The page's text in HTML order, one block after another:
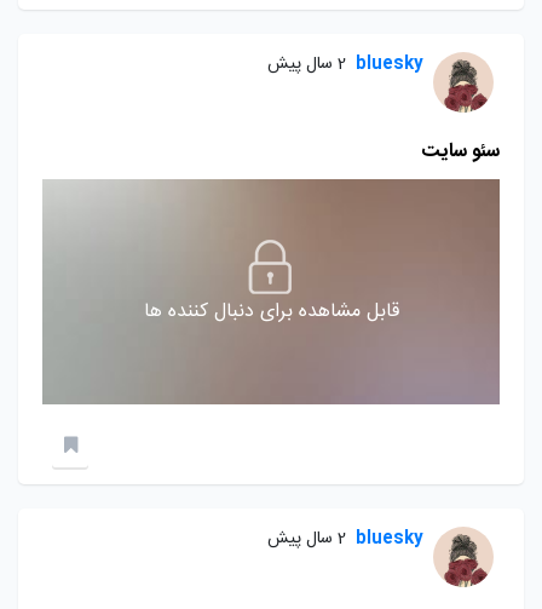
bluesky 2 سال پیش
سئو سایت
قابل مشاهده برای دنبال کننده ها
bluesky 2 سال پیش